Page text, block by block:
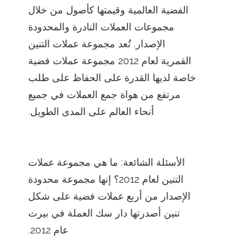
الفضية العالمية وقيمتها كأصول من خلال
مجموعات العملات النادرة والمحدودة
الإصدار. تُعد مجموعة عملات التنين
القمرية لعام 2012 مجموعة عملات فضية
خاصة لديها القدرة على الحفاظ على طلب
مرتفع من هواة جمع العملات في جميع
أنحاء العالم على المدى الطويل.
الأسئلة الشائعة: ما هي مجموعة عملات
التنين لعام 2012؟ إنها مجموعة محدودة
الإصدار من أربع عملات فضية على شكل
تنين أصدرتها دار سك العملة في بيرث
عام 2012.